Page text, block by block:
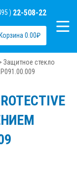
) 22-508-22
Корзина 0.00₽
Защитное стекло